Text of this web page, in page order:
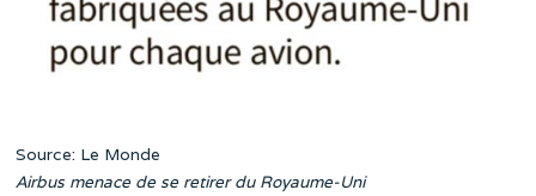
Source: Le Monde
Airbus menace de se retirer du Royaume-Uni